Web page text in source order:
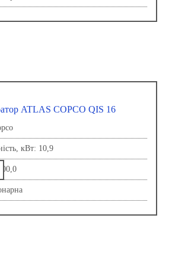
ATLAS COPCO QIS 16
кВт: 10,9